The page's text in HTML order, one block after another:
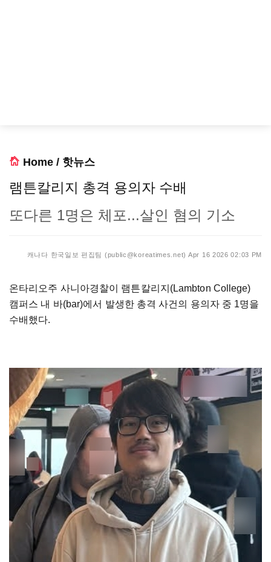
Home / 핫뉴스
램튼칼리지 총격 용의자 수배
또다른 1명은 체포...살인 혐의 기소
캐나다 한국일보 편집팀 (public@koreatimes.net) Apr 16 2026 02:03 PM
온타리오주 사니아경찰이 램튼칼리지(Lambton College)
캠퍼스 내 바(bar)에서 발생한 총격 사건의 용의자 중 1명을
수배했다.